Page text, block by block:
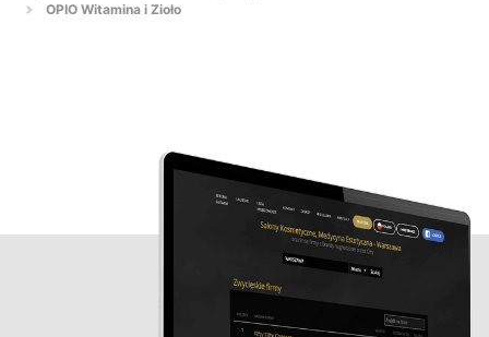
OPIO Witamina i Zioło